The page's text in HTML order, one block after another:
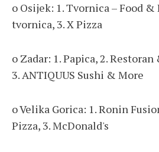
o Osijek: 1. Tvornica – Food &
tvornica, 3. X Pizza
o Zadar: 1. Papica, 2.
3. ANTIQUUS Sushi & More
o Velika Gorica: 1. Ronin
Pizza, 3. McDonald's